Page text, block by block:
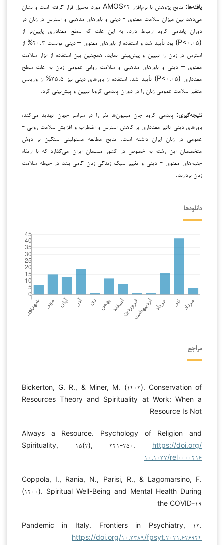
یافته‌ها:
نتایج پژوهش با نرم‌افزار AMOS۲۴ مورد تحلیل قرار گرفته است و نشان
می‌دهد بین میزان سلامت معنوی - دینی و باورهای مذهبی و استرس در زنان در
دوران پاندمی کرونا ارتباط دارد. به این علت که سطح معناداری پایین‌تر از
(P<۰.۰۵) بود تأیید شد و استفاده از باورهای معنوی – دینی توانست ۴۰.۳% از
استرس در زنان را تبیین و پیش‌بینی نماید. همچنین بین استفاده از ابزار سلامت
معنوی – دینی و باورهای مذهبی و سلامت روانی عمومی زنان به علت سطح
معناداری (P<۰.۰۵) تأیید شد. استفاده از باورهای دینی نیز ۳۵.۵% از واریانس
متغیر سلامت عمومی زنان را در دوران پاندمی کرونا تبیین و پیش‌بینی کرد.
نتیجه‌گیری: پاندمی کرونا جان میلیون‌ها نفر را در سراسر جهان تهدید می‌کند،
باورهای دینی تاثیر معناداری بر کاهش استرس و اضطراب و افزایش سلامت روانی -
عمومی در زنان ایران داشته است. نتایج مطالعه مسئولیتی سنگین بر دوش
متخصصان این رشته به خصوص در کشور مسلمان ایران می‌گذارد که با ارتقاء
جنبه‌های معنوی - دینی و تغییر سبک زندگی زنان گامی بلند در حیطه سلامت
زنان بردارند.
دانلودها
مراجع
Bickerton, G. R., & Miner, M. (۱۴۰۲). Conservation of
Resources Theory and Spirituality at Work: When a
Resource Is Not
Always a Resource. Psychology of Religion and
Spirituality, ۱۵(۲), ۲۴۱-۲۵۰. https://doi.org/
۱۰.۱۰۳۷/rel۰۰۰۰۴۱۶
Coppola, I., Rania, N., Parisi, R., & Lagomarsino, F.
(۱۴۰۰). Spiritual Well-Being and Mental Health During
the COVID-۱۹
Pandemic in Italy. Frontiers in Psychiatry, ۱۲.
https://doi.org/۱۰.۳۳۸۹/fpsyt.۲۰۲۱.۶۲۶۹۴۴